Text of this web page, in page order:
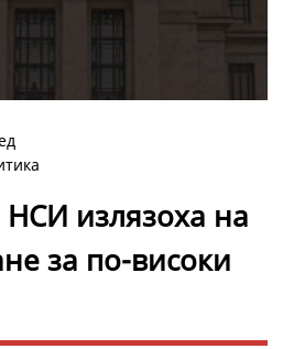
излязоха на
за по-високи